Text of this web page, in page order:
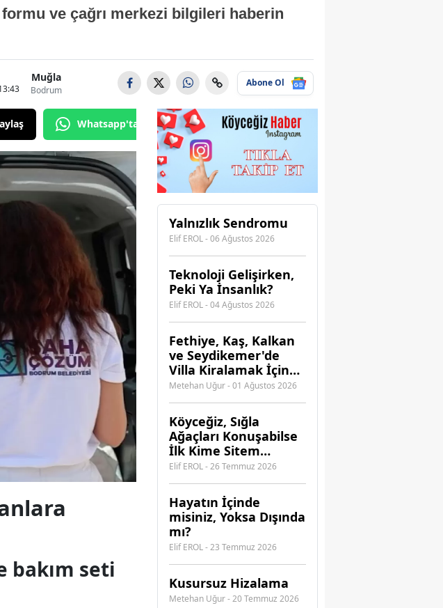
ve çağrı merkezi bilgileri haberin
Muğla
Bodrum
Abone Ol
Whatsapp'tan Gönder
bakım seti
Yalnızlık Sendromu
Elif EROL - 06 Ağustos 2026
Teknoloji Gelişirken,
Peki Ya İnsanlık?
Elif EROL - 04 Ağustos 2026
Fethiye, Kaş, Kalkan
ve Seydikemer'de
Villa Kiralamak İçin
Hangi Acenteye
Güvenebilirsiniz?
Metehan Uğur - 01 Ağustos 2026
Köyceğiz, Sığla
Ağaçları Konuşabilse
İlk Kime Sitem
Ederdi?
Elif EROL - 26 Temmuz 2026
Hayatın İçinde
misiniz, Yoksa Dışında
mı?
Elif EROL - 23 Temmuz 2026
Kusursuz Hizalama
Metehan Uğur - 20 Temmuz 2026